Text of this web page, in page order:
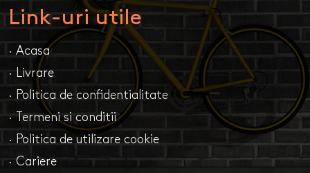
Link-uri utile
· Acasa
· Livrare
· Politica de confidentialitate
· Termeni si conditii
· Politica de utilizare cookie
· Cariere